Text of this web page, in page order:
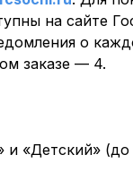
на сайте
о
заказе — 4.
«Детский» (до